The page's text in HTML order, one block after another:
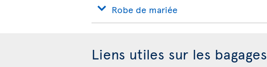
Robe de mariée
Liens utiles sur les bagages